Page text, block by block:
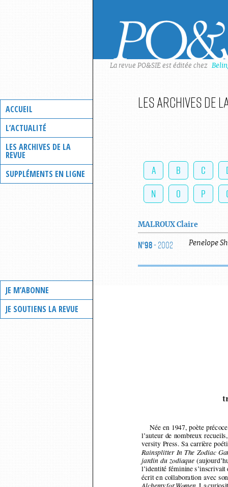
ACCUEIL
L’ACTUALITÉ
LES ARCHIVES DE LA
REVUE
SUPPLÉMENTS EN LIGNE
JE M’ABONNE
JE SOUTIENS LA REVUE
La revue PO&SIE est éditée chez
Les archives de
A B C
N
O P
MALROUX Claire
N°98- 2002 Penelope
Née en 1947, poète
l’auteur de nombreux
versity Press. Sa carrière
Rainsplitter In The Zodiac
jardin du zodiaque
l’identité féminine
écrit en collaboration avec